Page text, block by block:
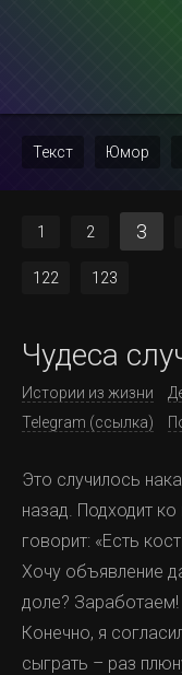
Текст Юмор
1 2 3
122 123
Чудеса
Истории из жизни
Telegram (ссылка)
Это случилось
назад. Подходит
говорит: «Есть
Хочу объявление
доле? Заработаем!
Конечно, я
сыграть – раз